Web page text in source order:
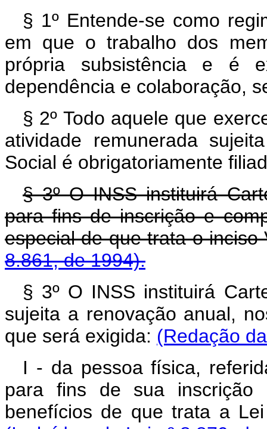
§ 1º Entende-se como
em que o trabalho dos
própria subsistência e é
dependência e colaboração,
§ 2º Todo aquele que
atividade remunerada
Social é obrigatoriamente
§3º O INSS instituirá
para fins de inscrição e
especial de que trata o
8.861, de 1994).
§ 3º O INSS instituirá
sujeita a renovação anual,
que será exigida: (Redação
I - da pessoa física,
para fins de sua inscrição
benefícios de que trata a